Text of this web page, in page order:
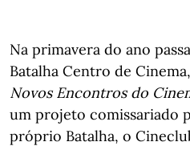
Na primavera do ano
Batalha Centro de
Novos Encontros do
um projeto comissariado
próprio Batalha, o